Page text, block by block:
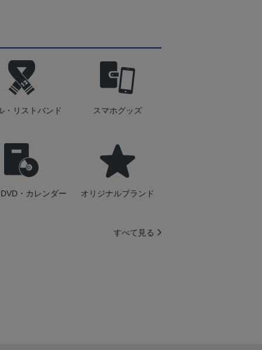
・リストバンド スマホグッズ
・カレンダー オリジナルブランド
すべて見る